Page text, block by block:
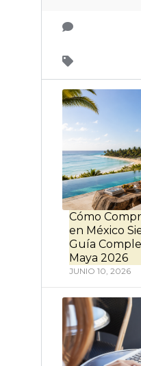
Cómo
en México
Guía
Maya 2026
JUNIO 10, 2026